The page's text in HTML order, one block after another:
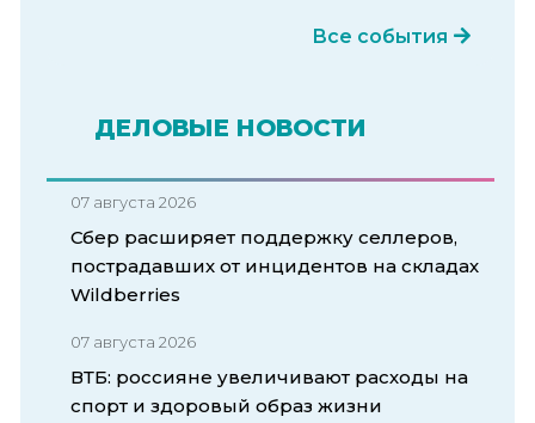
Все события
ДЕЛОВЫЕ НОВОСТИ
07 августа 2026
Сбер расширяет поддержку селлеров,
пострадавших от инцидентов на складах
Wildberries
07 августа 2026
ВТБ: россияне увеличивают расходы на
спорт и здоровый образ жизни